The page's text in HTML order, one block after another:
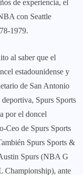
de experiencia, el
con Seattle
1979.
al saber que el
estadounidense y
de San Antonio
deportiva, Spurs Sports
por el doncel
Ceo de Spurs Sports
Spurs Sports &
Spurs (NBA G
Championship), ante